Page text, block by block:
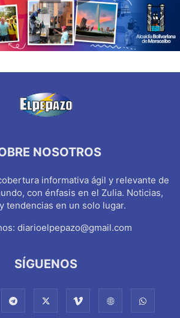
NOSOTROS
informativa ágil y relevante de
con énfasis en el Zulia. Noticias,
tendencias en un solo lugar.
diarioelpepazo@gmail.com
SÍGUENOS